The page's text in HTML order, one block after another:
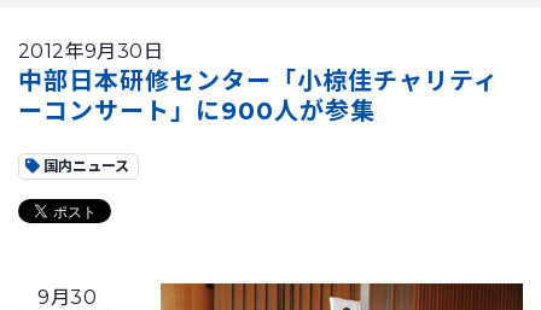
2012年9月30日
中部日本研修センター「小椋佳チャリティ
ーコンサート」に900人が参集
国内ニュース
9月30